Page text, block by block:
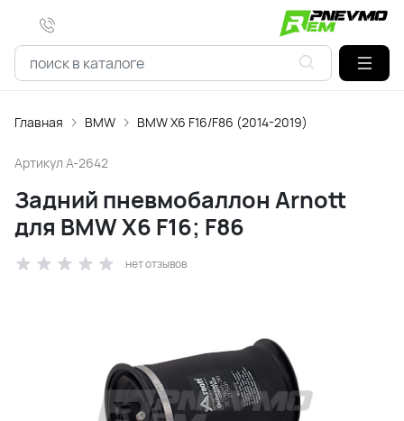
Главная BMW BMW X6 F16/F86 (2014-2019)
Артикул A-2642
Задний пневмобаллон Arnott
для BMW X6 F16; F86
нет отзывов